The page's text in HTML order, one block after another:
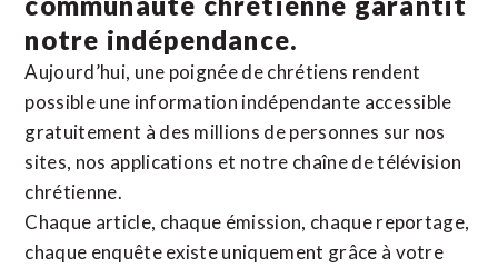
notre indépendance.
Aujourd’hui, une poignée de chrétiens rendent
possible une information indépendante accessible
gratuitement à des millions de personnes sur nos
sites, nos applications et notre chaîne de télévision
chrétienne.
Chaque article, chaque émission, chaque reportage,
chaque enquête existe uniquement grâce à votre